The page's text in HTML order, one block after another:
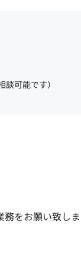
可能です）
務をお願い致し